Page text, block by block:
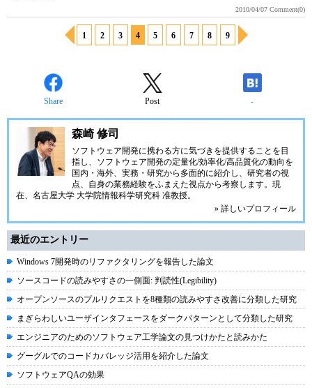
2010/04/07 Comment(0)
1 2 3 4 5 6 7 8 9
Share Post -
森崎 修司
ソフトウェア開発に携わる方に気づきを提供することを目
指し、ソフトウェア開発の定量化/効率化/高品質化の動向を
国内・海外、実務・研究から多面的に紹介し、研究者の視
点、自身の業務経験をふまえた視点から考察します。現
在、名古屋大学 大学院情報科学研究科 准教授。
» 詳しいプロフィール
最近のエントリー
Windows 7開発時のリファクタリングを報告した論文
ソースコードの読みやすさの一側面: 判読性(Legibility)
オープンソースのプルリクエストを8種類の読みやすさ改善に分類した研究
まぎらわしいユーザインタフェースをダークパターンとして分類した研究
エンジニアのためのソフトウェア工学論文の見つけかたと読みかた
グーグルでのコードカバレッジ活用を紹介した論文
ソフトウェアQAの効果